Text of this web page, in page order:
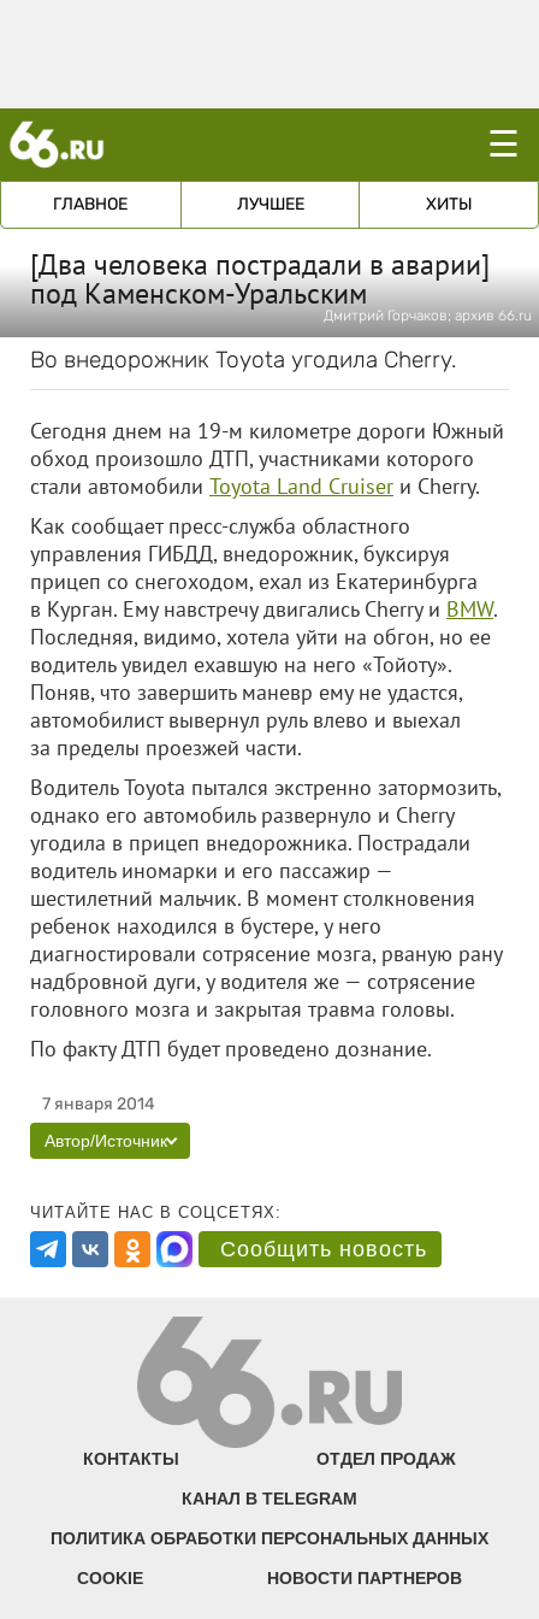
☰
ГЛАВНОЕ ЛУЧШЕЕ ХИТЫ
[Два человека пострадали в аварии]
под Каменском-Уральским
Дмитрий Горчаков; архив 66.ru
Во внедорожник Toyota угодила Cherry.
Сегодня днем на 19-м километре дороги Южный
обход произошло ДТП, участниками которого
стали автомобили Toyota Land Cruiser и Cherry.
Как сообщает пресс-служба областного
управления ГИБДД, внедорожник, буксируя
прицеп со снегоходом, ехал из Екатеринбурга
в Курган. Ему навстречу двигались Cherry и BMW.
Последняя, видимо, хотела уйти на обгон, но ее
водитель увидел ехавшую на него «Тойоту».
Поняв, что завершить маневр ему не удастся,
автомобилист вывернул руль влево и выехал
за пределы проезжей части.
Водитель Toyota пытался экстренно затормозить,
однако его автомобиль развернуло и Cherry
угодила в прицеп внедорожника. Пострадали
водитель иномарки и его пассажир —
шестилетний мальчик. В момент столкновения
ребенок находился в бустере, у него
диагностировали сотрясение мозга, рваную рану
надбровной дуги, у водителя же — сотрясение
головного мозга и закрытая травма головы.
По факту ДТП будет проведено дознание.
7 января 2014
Автор/Источник
ЧИТАЙТЕ НАС В СОЦСЕТЯХ:
Сообщить новость
КОНТАКТЫ ОТДЕЛ ПРОДАЖ
КАНАЛ В TELEGRAM
ПОЛИТИКА ОБРАБОТКИ ПЕРСОНАЛЬНЫХ ДАННЫХ
COOKIE НОВОСТИ ПАРТНЕРОВ